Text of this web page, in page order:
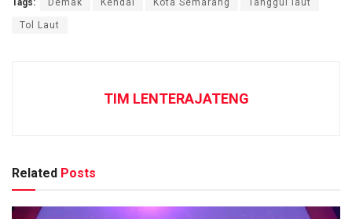
Tags: Demak Kendal Kota Semarang Tanggul laut
Tol Laut
TIM LENTERAJATENG
Related Posts